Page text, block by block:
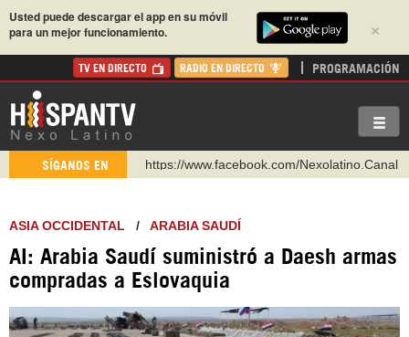
×
Usted puede descargar el app en su móvil
para un mejor funcionamiento.
TV EN DIRECTO RADIO EN DIRECTO PROGRAMACIÓN
SÍGANOS EN
https://www.youtube.com/@nexo_latino
https://t.me/hispantvcanal
https://urmedium.com/c/hispantv
WhatsApp y Viber: +98 921 79 29 404
https://www.facebook.com/Nexolatino.Canal
ASIA OCCIDENTAL / ARABIA SAUDÍ
AI: Arabia Saudí suministró a Daesh armas
compradas a Eslovaquia